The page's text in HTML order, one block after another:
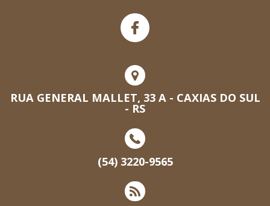
RUA GENERAL MALLET, 33 A - CAXIAS DO SUL
- RS
(54) 3220-9565